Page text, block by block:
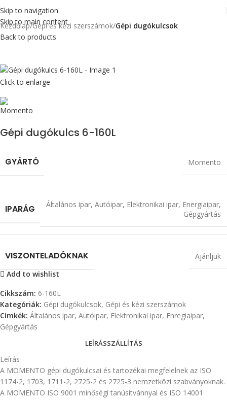
Skip to navigation
Skip to main content
Kezdőlap Gépi és kézi szerszámok Gépi dugókulcsok
Back to products
Click to enlarge
Gépi dugókulcs 6-160L
GYÁRTÓ Momento
IPARÁG Általános ipar, Autóipar, Elektronikai ipar, Energiaipar,
Gépgyártás
VISZONTELADÓKNAK
Ajánljuk
Add to wishlist
Cikkszám: 6-160L
Kategóriák: Gépi dugókulcsok, Gépi és kézi szerszámok
Címkék: Általános ipar, Autóipar, Elektronikai ipar, Enregiaipar,
Gépgyártás
LEÍRÁSSZÁLLÍTÁS
Leírás
A MOMENTO gépi dugókulcsai és tartozékai megfelelnek az ISO
1174-2, 1703, 1711-2, 2725-2 és 2725-3 nemzetközi szabványoknak.
A MOMENTO ISO 9001 minőségi tanúsítvánnyal és ISO 14001